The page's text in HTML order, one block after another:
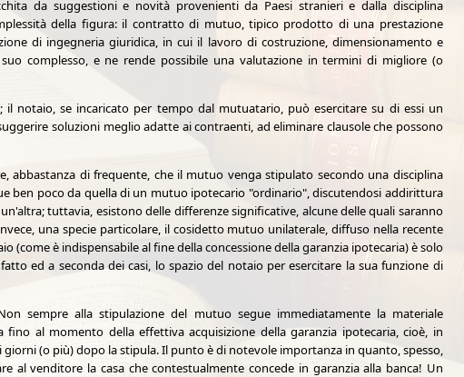
da suggestioni e novità provenienti da Paesi stranieri e dalla disciplina
della figura: il contratto di mutuo, tipico prodotto di una prestazione
di ingegneria giuridica, in cui il lavoro di costruzione, dimensionamento e
complesso, e ne rende possibile una valutazione in termini di migliore (o
notaio, se incaricato per tempo dal mutuatario, può esercitare su di essi un
soluzioni meglio adatte ai contraenti, ad eliminare clausole che possono
abbastanza di frequente, che il mutuo venga stipulato secondo una disciplina
ben poco da quella di un mutuo ipotecario "ordinario", discutendosi addirittura
tuttavia, esistono delle differenze significative, alcune delle quali saranno
una specie particolare, il cosidetto mutuo unilaterale, diffuso nella recente
(come è indispensabile al fine della concessione della garanzia ipotecaria) è solo
ed a seconda dei casi, lo spazio del notaio per esercitare la sua funzione di
sempre alla stipulazione del mutuo segue immediatamente la materiale
al momento della effettiva acquisizione della garanzia ipotecaria, cioè, in
(o più) dopo la stipula. Il punto è di notevole importanza in quanto, spesso,
al venditore la casa che contestualmente concede in garanzia alla banca! Un